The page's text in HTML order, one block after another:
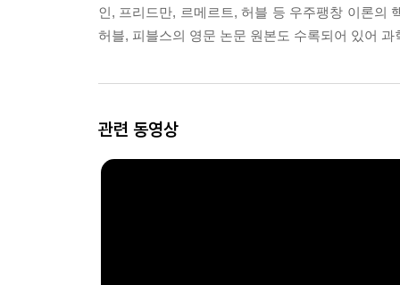
인, 프리드만, 르메르트, 허블 등 우주팽창 이론의
허블, 피블스의 영문 논문 원본도 수록되어 있어
관련 동영상